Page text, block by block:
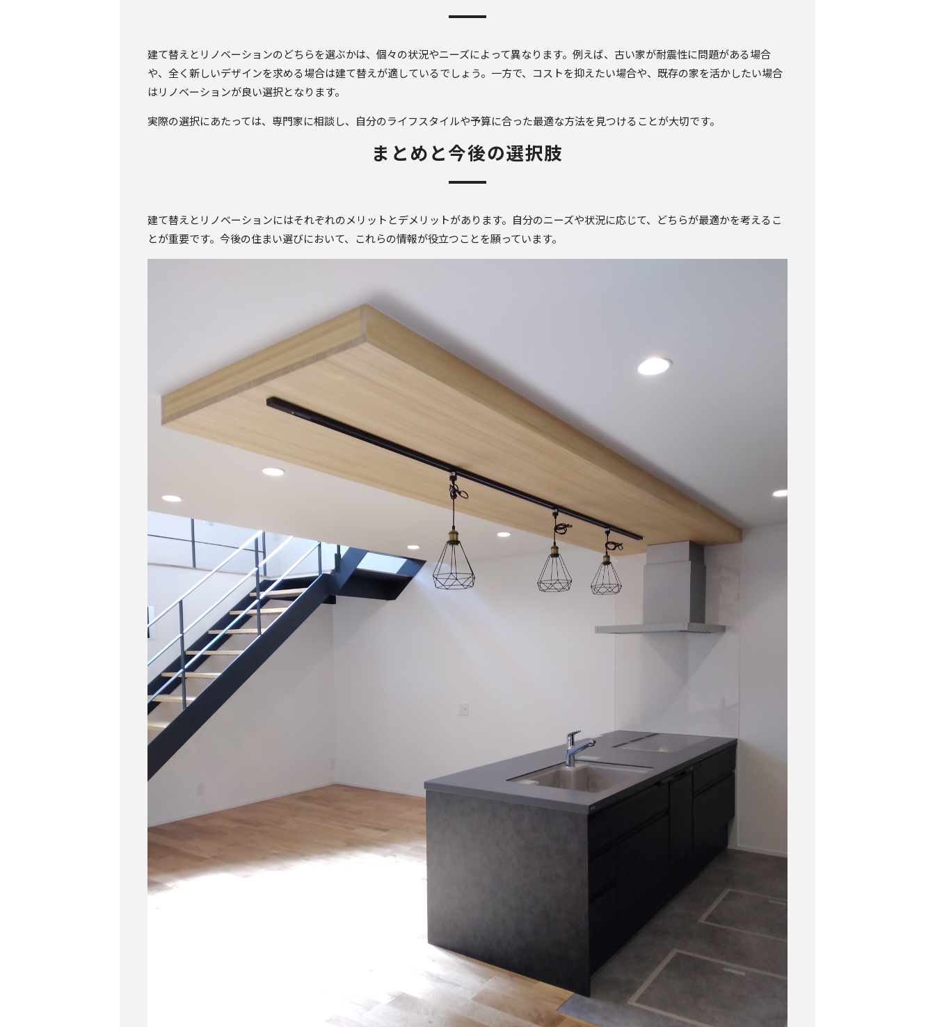
建て替えとリノベーションのどちらを選ぶかは、個々の状況やニーズによって異なります。例えば、古い家が耐震性に問題がある場合
や、全く新しいデザインを求める場合は建て替えが適しているでしょう。一方で、コストを抑えたい場合や、既存の家を活かしたい場合
はリノベーションが良い選択となります。
実際の選択にあたっては、専門家に相談し、自分のライフスタイルや予算に合った最適な方法を見つけることが大切です。
まとめと今後の選択肢
建て替えとリノベーションにはそれぞれのメリットとデメリットがあります。自分のニーズや状況に応じて、どちらが最適かを考えるこ
とが重要です。今後の住まい選びにおいて、これらの情報が役立つことを願っています。